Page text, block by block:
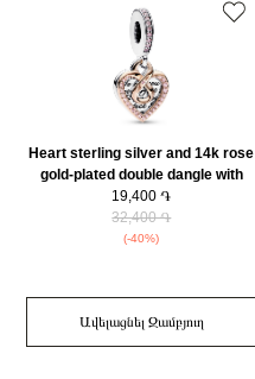
Heart sterling silver and 14k rose
gold-plated double dangle with
fancy fairy tale pink cubic
zirconia/ 782641C01
19,400 ֏
32,400 ֏
(-40%)
Ավելացնել Զամբյուղ